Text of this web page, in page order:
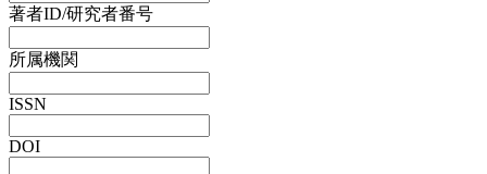
著者ID/研究者番号
所属機関
ISSN
DOI